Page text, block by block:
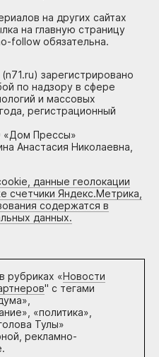
на других сайтах
на главную страницу
follow обязательна.
зарегистрировано
по надзору в сфере
и массовых
регистрационный
«Дом Прессы»
Анастасия Николаевна,
данные геолокации
счетчики Яндекс.Метрика,
содержатся в
данных.
рубриках «Новости
" с тегами
«политика»,
Тулы»
рекламно-